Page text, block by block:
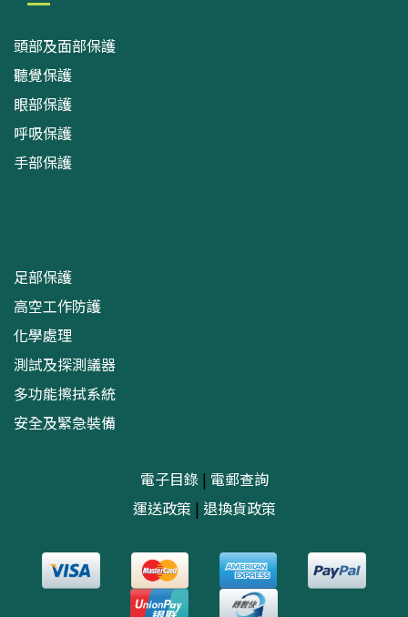
頭部及面部保護
聽覺保護
眼部保護
呼吸保護
手部保護
足部保護
高空工作防護
化學處理
測試及探測議器
多功能擦拭系統
安全及緊急裝備
電子目錄| 電郵查詢
運送政策 | 退換貨政策